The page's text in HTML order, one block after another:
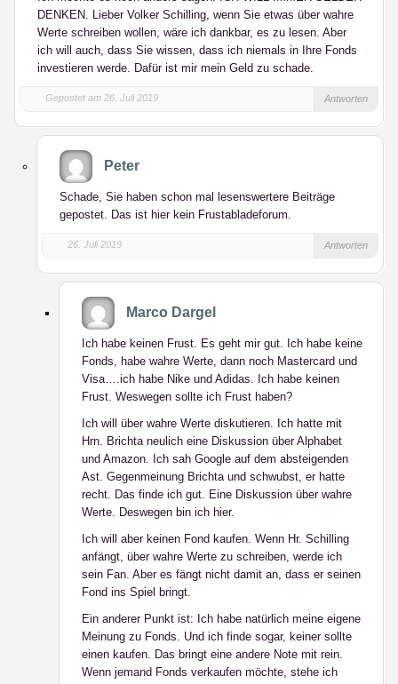
DENKEN. Lieber Volker Schilling, wenn Sie etwas über wahre
Werte schreiben wollen, wäre ich dankbar, es zu lesen. Aber
ich will auch, dass Sie wissen, dass ich niemals in Ihre Fonds
investieren werde. Dafür ist mir mein Geld zu schade.
Gepostet am 26. Juli 2019 Antworten
Peter
Schade, Sie haben schon mal lesenswertere Beiträge
gepostet. Das ist hier kein Frustabladeforum.
26. Juli 2019 Antworten
Marco Dargel
Ich habe keinen Frust. Es geht mir gut. Ich habe keine
Fonds, habe wahre Werte, dann noch Mastercard und
Visa….ich habe Nike und Adidas. Ich habe keinen
Frust. Weswegen sollte ich Frust haben?
Ich will über wahre Werte diskutieren. Ich hatte mit
Hrn. Brichta neulich eine Diskussion über Alphabet
und Amazon. Ich sah Google auf dem absteigenden
Ast. Gegenmeinung Brichta und schwubst, er hatte
recht. Das finde ich gut. Eine Diskussion über wahre
Werte. Deswegen bin ich hier.
Ich will aber keinen Fond kaufen. Wenn Hr. Schilling
anfängt, über wahre Werte zu schreiben, werde ich
sein Fan. Aber es fängt nicht damit an, dass er seinen
Fond ins Spiel bringt.
Ein anderer Punkt ist: Ich habe natürlich meine eigene
Meinung zu Fonds. Und ich finde sogar, keiner sollte
einen kaufen. Das bringt eine andere Note mit rein.
Wenn jemand Fonds verkaufen möchte, stehe ich